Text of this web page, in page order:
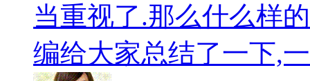
当重视了.那么什么样
编给大家总结了一下,